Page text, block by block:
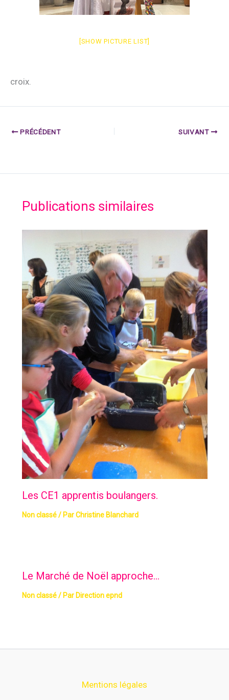
[SHOW PICTURE LIST]
croix.
PRÉCÉDENT SUIVANT
Publications similaires
Les CE1 apprentis boulangers.
Non classé/ ParChristine Blanchard
Le Marché de Noël approche…
Non classé/ Par Direction epnd
Mentions légales